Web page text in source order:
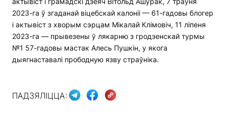
2023-га ў згаданай віцебскай калоніі — 61-гадовы блогер
і актывіст з хворым сэрцам Мікалай Клімовіч, 11 ліпеня
2023-га — прывезены ў лякарню з гродзенскай турмы
№1 57-гадовы мастак Алесь Пушкін, у якога
дыягнаставалі прободную язву страўніка.
ПАДЗЯЛІЦЦА: